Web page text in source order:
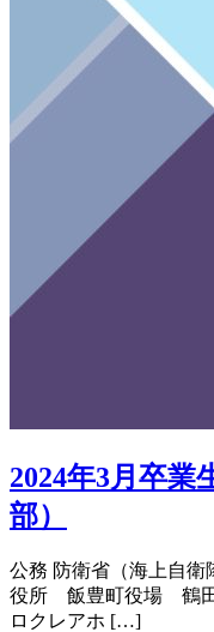
2024年3月卒業
部）
公務 防衛省（海上自
役所 飯豊町役場 鶴田
ロクレアホ […]